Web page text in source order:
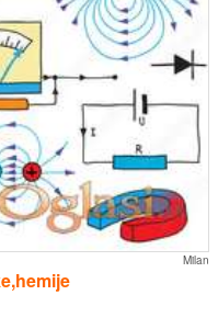
Milan